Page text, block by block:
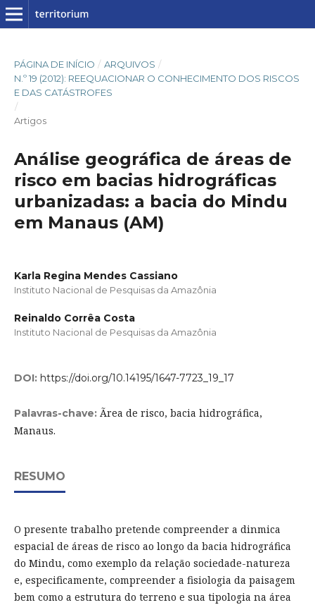
PÁGINA DE INÍCIO / ARQUIVOS /
N.º 19 (2012): REEQUACIONAR O CONHECIMENTO DOS RISCOS
E DAS CATÁSTROFES
/
Artigos
Análise geográfica de áreas de
risco em bacias hidrográficas
urbanizadas: a bacia do Mindu
em Manaus (AM)
Karla Regina Mendes Cassiano
Instituto Nacional de Pesquisas da Amazônia
Reinaldo Corrêa Costa
Instituto Nacional de Pesquisas da Amazônia
DOI: https://doi.org/10.14195/1647-7723_19_17
Palavras-chave: Ãrea de risco, bacia hidrográfica,
Manaus.
RESUMO
O presente trabalho pretende compreender a dinmica
espacial de áreas de risco ao longo da bacia hidrográfica
do Mindu, como exemplo da relação sociedade-natureza
e, especificamente, compreender a fisiologia da paisagem
bem como a estrutura do terreno e sua tipologia na área